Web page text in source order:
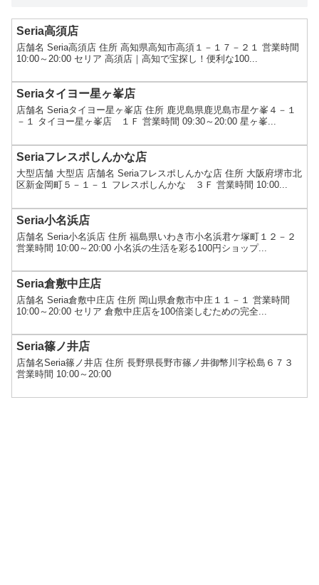
Seria高須店
店舗名 Seria高須店 住所 高知県高知市高須１－１７－２１ 営業時間
10:00～20:00 セリア 高須店｜高知で宝探し！便利な100...
Seriaタイヨー星ヶ峯店
店舗名 Seriaタイヨー星ヶ峯店 住所 鹿児島県鹿児島市星ケ峯４－１
－１ タイヨー星ヶ峯店 １Ｆ 営業時間 09:30～20:00 星ヶ峯...
Seriaフレスポしんかな店
大型店舗 大型店 店舗名 Seriaフレスポしんかな店 住所 大阪府堺市北
区新金岡町５－１－１ フレスポしんかな ３Ｆ 営業時間 10:00...
Seria小名浜店
店舗名 Seria小名浜店 住所 福島県いわき市小名浜君ケ塚町１２－２
営業時間 10:00～20:00 小名浜の生活を彩る100円ショップ...
Seria倉敷中庄店
店舗名 Seria倉敷中庄店 住所 岡山県倉敷市中庄１１－１ 営業時間
10:00～20:00 セリア 倉敷中庄店を100倍楽しむための完全...
Seria篠ノ井店
店舗名Seria篠ノ井店 住所 長野県長野市篠ノ井御幣川字松島６７３
営業時間 10:00～20:00